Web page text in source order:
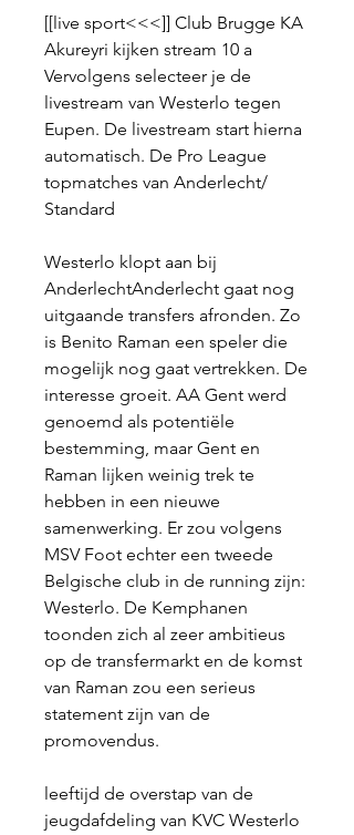
[[live sport<<<]] Club Brugge KA
Akureyri kijken stream 10 a
Vervolgens selecteer je de
livestream van Westerlo tegen
Eupen. De livestream start hierna
automatisch. De Pro League
topmatches van Anderlecht/
Standard
Westerlo klopt aan bij
AnderlechtAnderlecht gaat nog
uitgaande transfers afronden. Zo
is Benito Raman een speler die
mogelijk nog gaat vertrekken. De
interesse groeit. AA Gent werd
genoemd als potentiële
bestemming, maar Gent en
Raman lijken weinig trek te
hebben in een nieuwe
samenwerking. Er zou volgens
MSV Foot echter een tweede
Belgische club in de running zijn:
Westerlo. De Kemphanen
toonden zich al zeer ambitieus
op de transfermarkt en de komst
van Raman zou een serieus
statement zijn van de
promovendus.
leeftijd de overstap van de
jeugdafdeling van KVC Westerlo